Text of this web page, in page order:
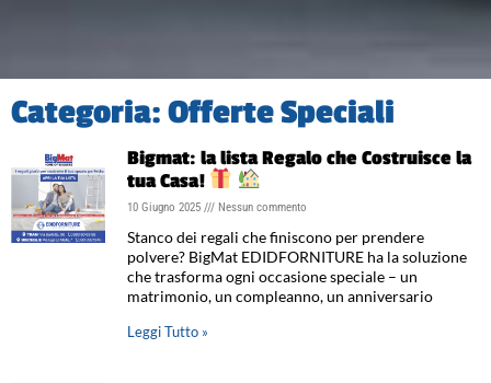
Categoria: Offerte Speciali
Bigmat: la lista Regalo che Costruisce la
tua Casa!
10 Giugno 2025 Nessun commento
Stanco dei regali che finiscono per prendere
polvere? BigMat EDIDFORNITURE ha la soluzione
che trasforma ogni occasione speciale – un
matrimonio, un compleanno, un anniversario
Leggi Tutto »